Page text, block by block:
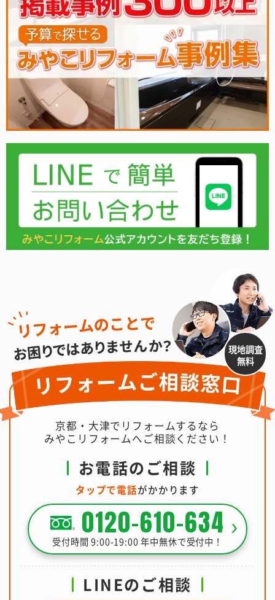
現地調査
無料
京都・大津でリフォームするなら
みやこリフォームへご相談ください！
お電話のご相談
タップで電話がかかります
0120-610-634
受付時間 9:00-19:00 年中無休で受付中！
LINEのご相談